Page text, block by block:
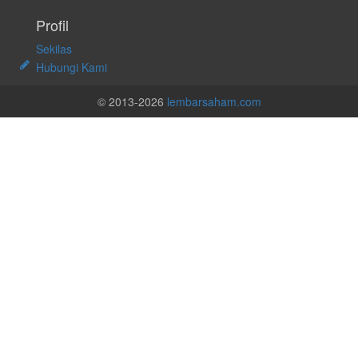
Profil
Sekilas
Hubungi Kami
© 2013-2026 lembarsaham.com